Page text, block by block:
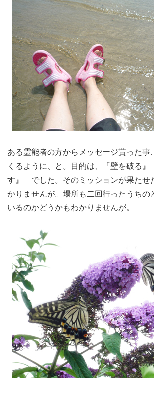
ある霊能者の方からメッセージ貰った
くるように、と。目的は、『壁を破る』
す』 でした。そのミッションが果たせ
かりませんが。場所も二回行ったうちの
いるのかどうかもわかりませんが。